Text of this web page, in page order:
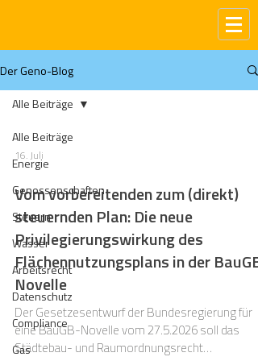
Der Geno-Blog
Alle Beiträge
Energie
Genossenschaften
Steuern
Wasser
Arbeitsrecht
Datenschutz
Compliance
Gas
Alle Beiträge
16. Juli
Vom vorbereitenden zum (direkt)
steuernden Plan: Die neue
Privilegierungswirkung des
Flächennutzungsplans in der BauGB-
Novelle
Der Gesetzesentwurf der Bundesregierung für
eine BauGB-Novelle vom 27.5.2026 soll das
Städtebau- und Raumordnungsrecht